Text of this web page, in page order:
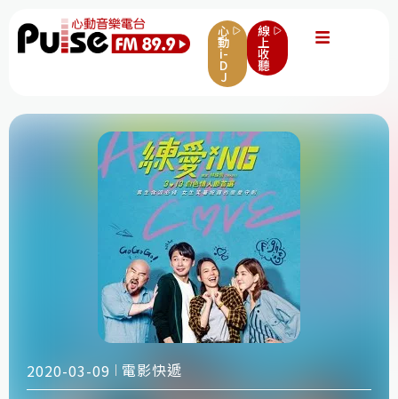
心
動
i-
D
J
線
上
收
聽
2020-03-09 電影快遞